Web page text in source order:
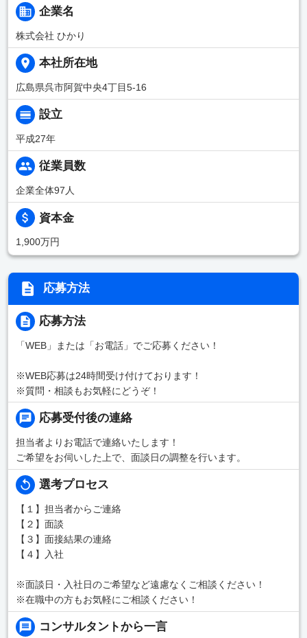
企業名
株式会社 ひかり
本社所在地
広島県呉市阿賀中央4丁目5-16
設立
平成27年
従業員数
企業全体97人
資本金
1,900万円
応募方法
応募方法
「WEB」または「お電話」でご応募ください！
※WEB応募は24時間受け付けております！
※質問・相談もお気軽にどうぞ！
応募受付後の連絡
担当者よりお電話で連絡いたします！
ご希望をお伺いした上で、面談日の調整を行います。
選考プロセス
【１】担当者からご連絡
【２】面談
【３】面接結果の連絡
【４】入社
※面談日・入社日のご希望など遠慮なくご相談ください！
※在職中の方もお気軽にご相談ください！
コンサルタントから一言